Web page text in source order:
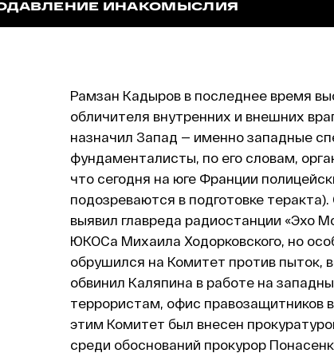
ИНАКОМЫСЛИЯ
Рамзан Кадыров в последнее время
обличителя внутренних и внешних
назначил Запад — именно западные
фундаменталисты, по его словам,
что сегодня на юге Франции
подозреваются в подготовке
выявил главреда радиостанции «Эхо
ЮКОСа Михаила Ходорковского, но
обрушился на Комитет против пыток,
обвинил Каляпина в работе на
террористам, офис правозащитников
этим Комитет был внесен
среди обоснований прокурор